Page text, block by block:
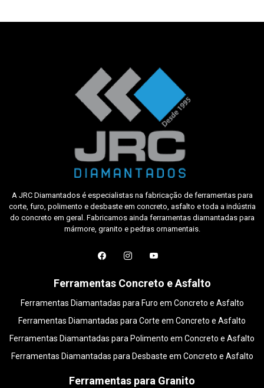
A JRC Diamantados é especialistas na fabricação de ferramentas para
corte, furo, polimento e desbaste em concreto, asfalto e toda a indústria
do concreto em geral. Fabricamos ainda ferramentas diamantadas para
mármore, granito e pedras ornamentais.
Ferramentas Concreto e Asfalto
Ferramentas Diamantadas para Furo em Concreto e Asfalto
Ferramentas Diamantadas para Corte em Concreto e Asfalto
Ferramentas Diamantadas para Polimento em Concreto e Asfalto
Ferramentas Diamantadas para Desbaste em Concreto e Asfalto
Ferramentas para Granito